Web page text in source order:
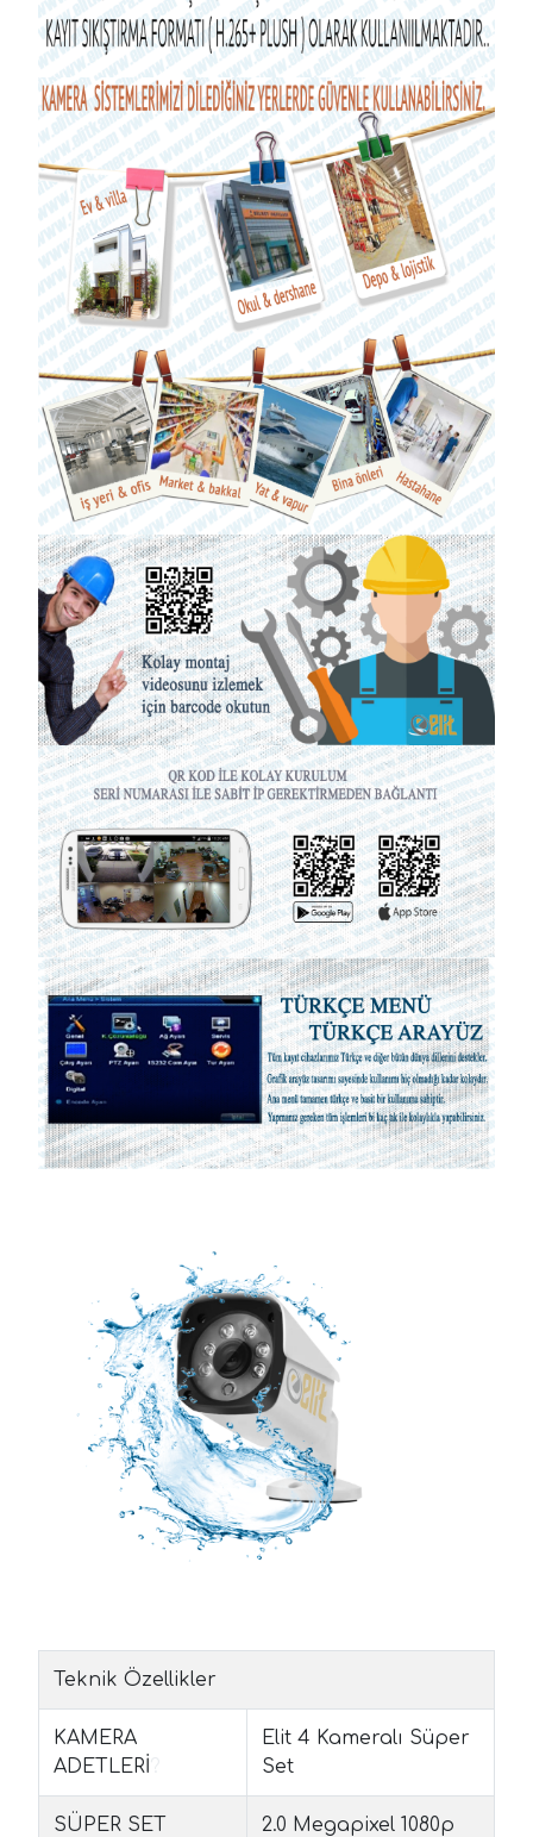
Teknik Özellikler
KAMERA
ADETLERİ
Elit 4 Kameralı Süper
Set
SÜPER SET
2.0 Megapixel 1080p